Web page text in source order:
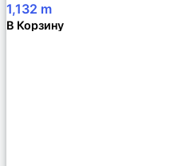
1,132 m
В Корзину